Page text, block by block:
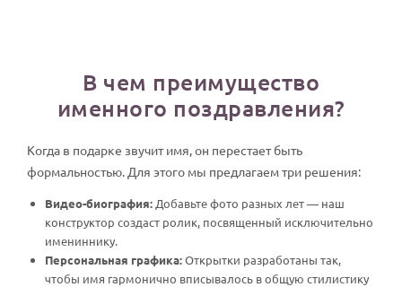
В чем преимущество
именного поздравления?
Когда в подарке звучит имя, он перестает быть
формальностью. Для этого мы предлагаем три решения:
Видео-биография: Добавьте фото разных лет — наш
конструктор создаст ролик, посвященный исключительно
имениннику.
Персональная графика:Открытки разработаны так,
чтобы имя гармонично вписывалось в общую стилистику